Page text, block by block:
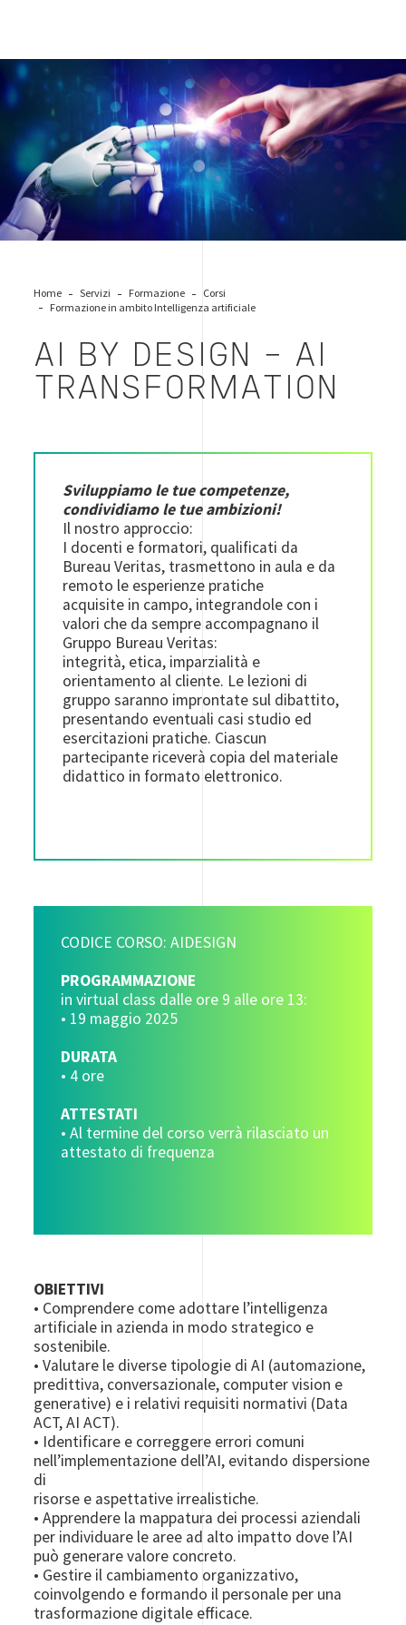
AI_Artificial_Intelligence_00
Home Servizi Formazione
Corsi
Formazione in ambito Intelligenza artificiale
AI BY DESIGN - AI
TRANSFORMATION
Sviluppiamo le tue competenze,
condividiamo le tue ambizioni!
Il nostro approccio:
I docenti e formatori, qualificati da
Bureau Veritas, trasmettono in aula e da
remoto le esperienze pratiche
acquisite in campo, integrandole con i
valori che da sempre accompagnano il
Gruppo Bureau Veritas:
integrità, etica, imparzialità e
orientamento al cliente. Le lezioni di
gruppo saranno improntate sul dibattito,
presentando eventuali casi studio ed
esercitazioni pratiche. Ciascun
partecipante riceverà copia del materiale
didattico in formato elettronico.
CODICE CORSO: AIDESIGN
PROGRAMMAZIONE
in virtual class dalle ore 9 alle ore 13:
• 19 maggio 2025
DURATA
• 4 ore
ATTESTATI
• Al termine del corso verrà rilasciato un
attestato di frequenza
OBIETTIVI
• Comprendere come adottare l’intelligenza
artificiale in azienda in modo strategico e
sostenibile.
• Valutare le diverse tipologie di AI (automazione,
predittiva, conversazionale, computer vision e
generative) e i relativi requisiti normativi (Data
ACT, AI ACT).
• Identificare e correggere errori comuni
nell’implementazione dell’AI, evitando dispersione
di
risorse e aspettative irrealistiche.
• Apprendere la mappatura dei processi aziendali
per individuare le aree ad alto impatto dove l’AI
può generare valore concreto.
• Gestire il cambiamento organizzativo,
coinvolgendo e formando il personale per una
trasformazione digitale efficace.